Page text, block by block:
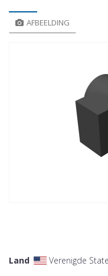
AFBEELDING
Land Verenigde